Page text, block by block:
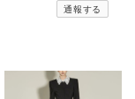
通報する